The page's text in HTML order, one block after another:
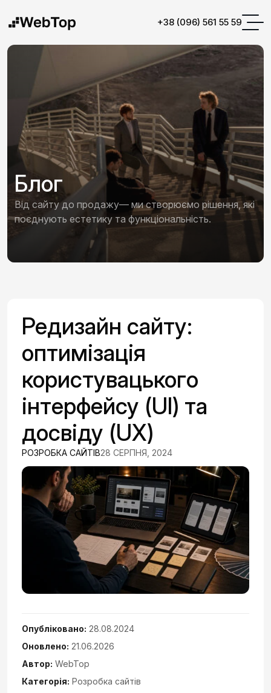
+38 (096) 561 55 59
Блог
Від сайту до продажу— ми створюємо рішення, які
поєднують естетику та функціональність.
Редизайн сайту:
оптимізація
користувацького
інтерфейсу (UI) та
досвіду (UX)
РОЗРОБКА САЙТІВ28 СЕРПНЯ, 2024
Опубліковано: 28.08.2024
Оновлено: 21.06.2026
Автор: WebTop
Категорія: Розробка сайтів